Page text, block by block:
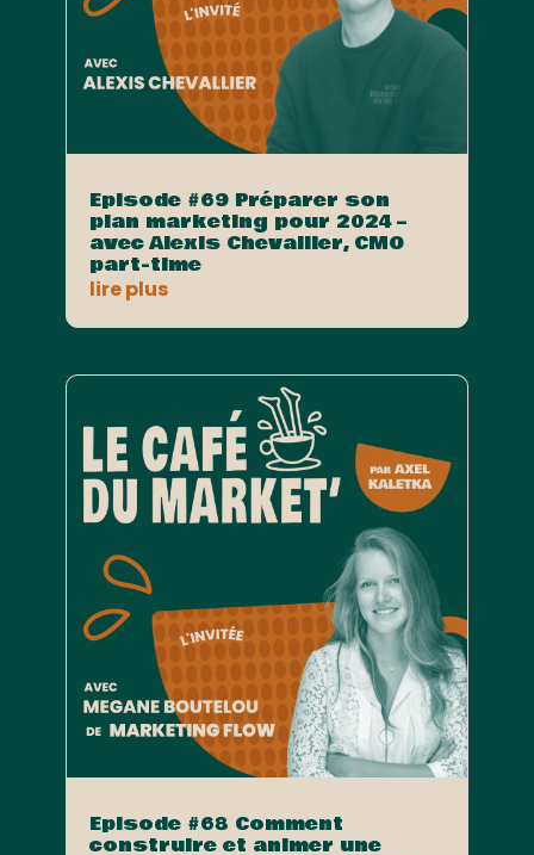
Episode #69 Préparer son
plan marketing pour 2024 –
avec Alexis Chevallier, CMO
part-time
lire plus
Episode #68 Comment
construire et animer une